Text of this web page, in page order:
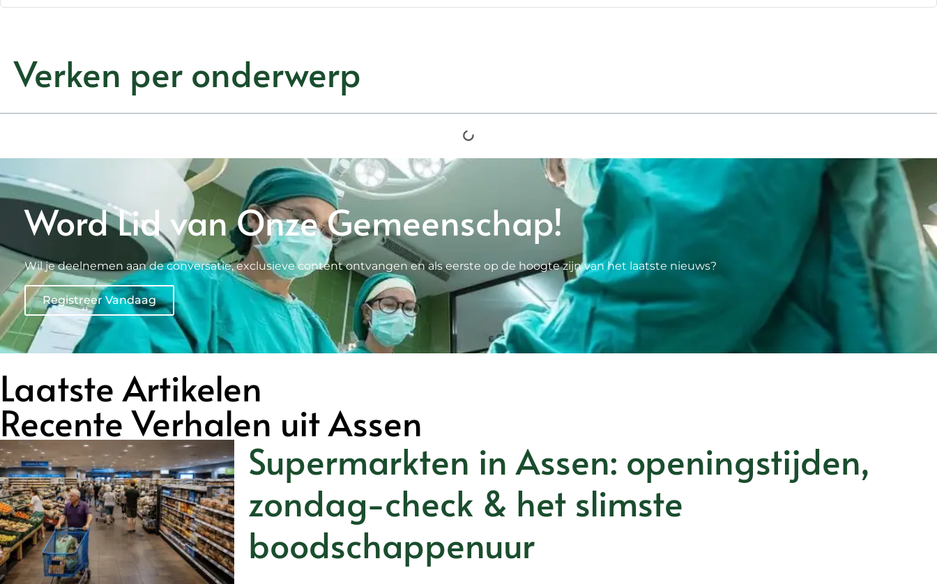
Verken per onderwerp
Word Lid van Onze Gemeenschap!
Wil je deelnemen aan de conversatie, exclusieve content ontvangen en als eerste op de hoogte zijn van het laatste nieuws?
Registreer Vandaag
Laatste Artikelen
Recente Verhalen uit Assen
Supermarkten in Assen: openingstijden,
zondag-check & het slimste
boodschappenuur